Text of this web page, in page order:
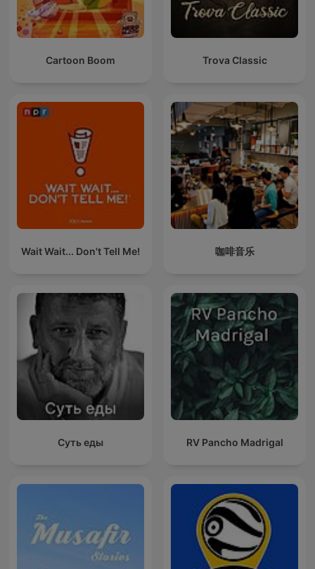
Cartoon Boom Trova Classic
Wait Wait... Don't Tell Me! 咖啡音乐
Суть еды RV Pancho Madrigal